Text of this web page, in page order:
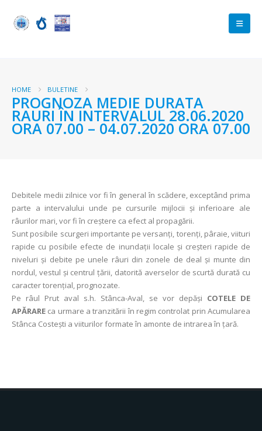
HOME BULETINE
PROGNOZA MEDIE DURATA
RAURI ÎN INTERVALUL 28.06.2020
ORA 07.00 – 04.07.2020 ORA 07.00
Debitele medii zilnice vor fi în general în scădere, exceptând prima
parte a intervalului unde pe cursurile mijlocii și inferioare ale
râurilor mari, vor fi în creștere ca efect al propagării.
Sunt posibile scurgeri importante pe versanţi, torenţi, pâraie, viituri
rapide cu posibile efecte de inundaţii locale şi creşteri rapide de
niveluri şi debite pe unele râuri din zonele de deal şi munte din
nordul, vestul şi centrul țării, datorită averselor de scurtă durată cu
caracter torențial, prognozate.
Pe râul Prut aval s.h. Stânca-Aval, se vor depăși COTELE DE
APĂRARE ca urmare a tranzitării în regim controlat prin Acumularea
Stânca Costeşti a viiturilor formate în amonte de intrarea în ţară.